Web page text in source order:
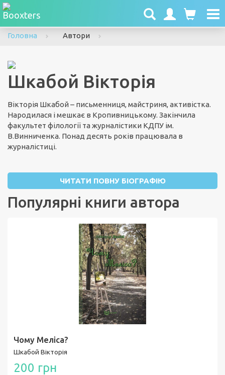
Головна
Автори
Шкабой Вікторія
Вікторія Шкабой – письменниця, майстриня, активістка.
Народилася і мешкає в Кропивницькому. Закінчила
факультет філології та журналістики КДПУ ім.
В.Винниченка. Понад десять років працювала в
журналістиці.
ЧИТАТИ ПОВНУ БІОГРАФІЮ
Популярні книги автора
Чому Меліса?
Шкабой Вікторія
200 грн